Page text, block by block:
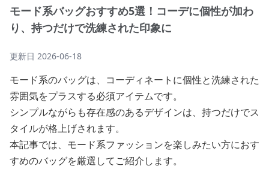
モード系バッグおすすめ5選！コーデに個性が加わ
り、持つだけで洗練された印象に
更新日 2026-06-18
モード系のバッグは、コーディネートに個性と洗練された
雰囲気をプラスする必須アイテムです。
シンプルながらも存在感のあるデザインは、持つだけでス
タイルが格上げされます。
本記事では、モード系ファッションを楽しみたい方におす
すめのバッグを厳選してご紹介します。